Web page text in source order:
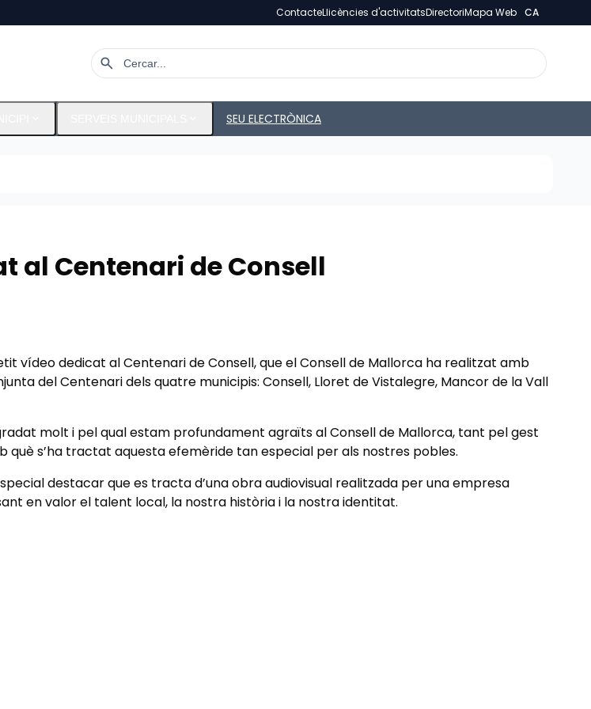
ContacteLlicències d'activitatsDirectoriMapa Web CA
search
SEU ELECTRÒNICA
al Centenari de Consell
vídeo dedicat al Centenari de Consell, que el Consell de Mallorca ha realitzat amb
del Centenari dels quatre municipis: Consell, Lloret de Vistalegre, Mancor de la Vall
molt i pel qual estam profundament agraïts al Consell de Mallorca, tant pel gest
què s’ha tractat aquesta efemèride tan especial per als nostres pobles.
destacar que es tracta d’una obra audiovisual realitzada per una empresa
en valor el talent local, la nostra història i la nostra identitat.